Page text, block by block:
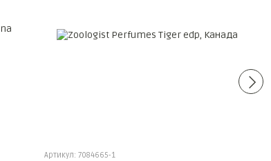
Артикул: 7084665-1